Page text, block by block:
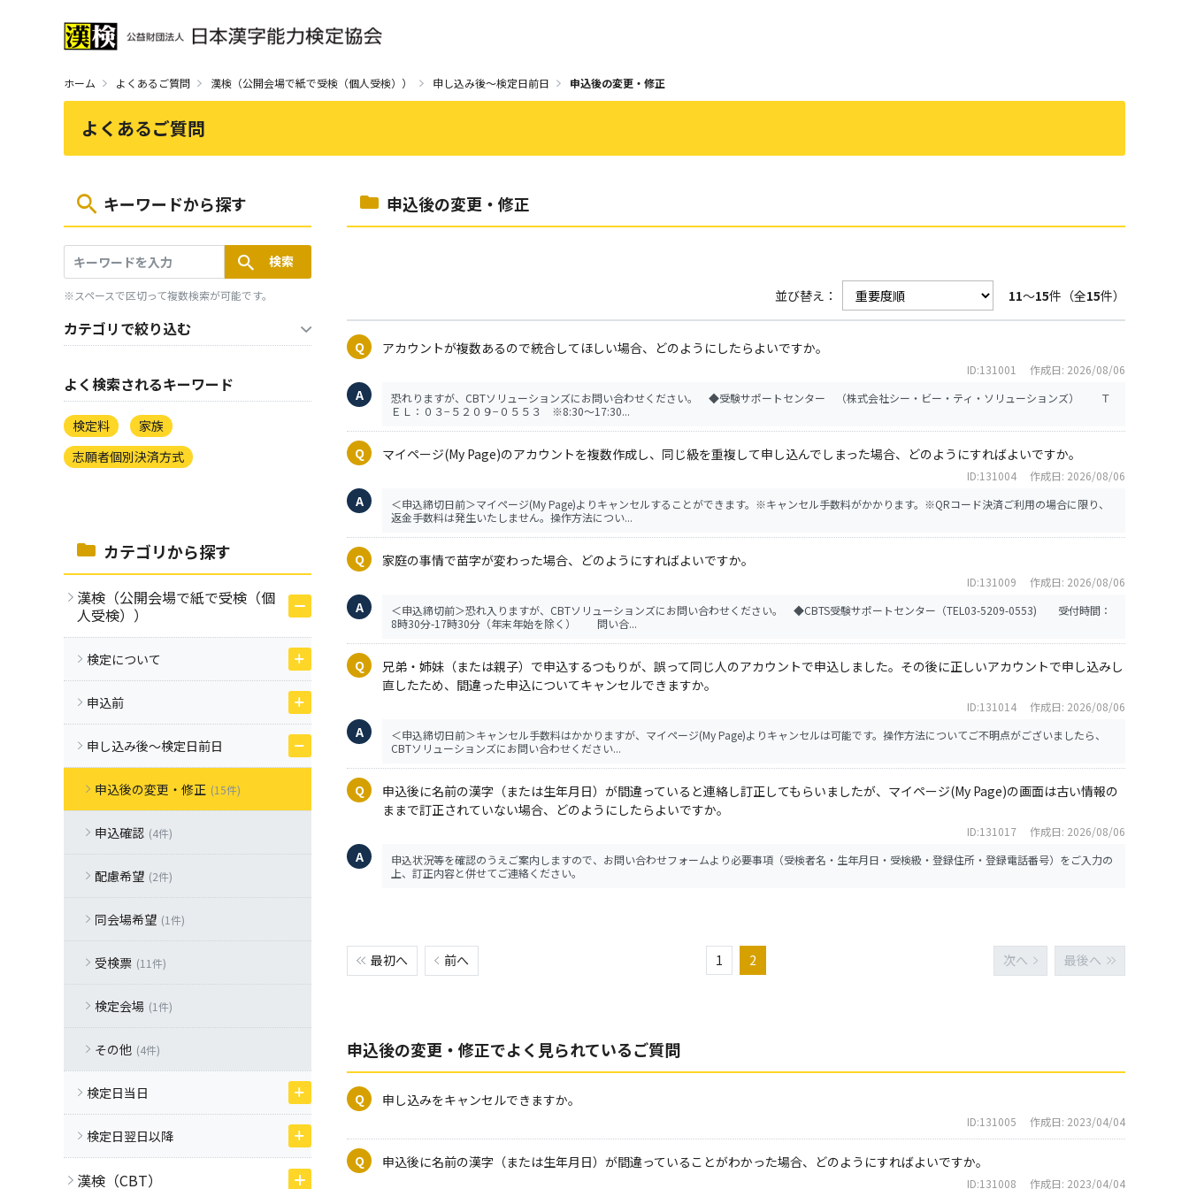
ホーム よくあるご質問 漢検（公開会場で紙で受検（個人受検）） 申し込み後～検定日前日 申込後の変更・修正
よくあるご質問
キーワードから探す
※スペースで区切って複数検索が可能です。
カテゴリで絞り込む
よく検索されるキーワード
検定料
家族
志願者個別決済方式
カテゴリから探す
漢検（公開会場で紙で受検（個
人受検））
検定について
申込前
申し込み後～検定日前日
申込後の変更・修正 (15件)
申込確認 (4件)
配慮希望 (2件)
同会場希望 (1件)
受検票 (11件)
検定会場 (1件)
その他 (4件)
検定日当日
検定日翌日以降
漢検（CBT）
申込後の変更・修正
並び替え： 11～15件（全15件）
アカウントが複数あるので統合してほしい場合、どのようにしたらよいですか。
ID:131001
作成日: 2026/08/06
恐れりますが、CBTソリューションズにお問い合わせください。 ◆受験サポートセンター （株式会社シー・ビー・ティ・ソリューションズ） Ｔ
ＥＬ：０３−５２０９−０５５３ ※8:30〜17:30...
マイページ(My Page)のアカウントを複数作成し、同じ級を重複して申し込んでしまった場合、どのようにすればよいですか。
ID:131004
作成日: 2026/08/06
＜申込締切日前＞マイページ(My Page)よりキャンセルすることができます。※キャンセル手数料がかかります。※QRコード決済ご利用の場合に限り、
返金手数料は発生いたしません。操作方法につい...
家庭の事情で苗字が変わった場合、どのようにすればよいですか。
ID:131009
作成日: 2026/08/06
＜申込締切前＞恐れ入りますが、CBTソリューションズにお問い合わせください。 ◆CBTS受験サポートセンター（TEL03-5209-0553) 受付時間：
8時30分-17時30分（年末年始を除く） 問い合...
兄弟・姉妹（または親子）で申込するつもりが、誤って同じ人のアカウントで申込しました。その後に正しいアカウントで申し込みし
直したため、間違った申込についてキャンセルできますか。
ID:131014
作成日: 2026/08/06
＜申込締切日前＞キャンセル手数料はかかりますが、マイページ(My Page)よりキャンセルは可能です。操作方法についてご不明点がございましたら、
CBTソリューションズにお問い合わせください...
申込後に名前の漢字（または生年月日）が間違っていると連絡し訂正してもらいましたが、マイページ(My Page)の画面は古い情報の
ままで訂正されていない場合、どのようにしたらよいですか。
ID:131017
作成日: 2026/08/06
申込状況等を確認のうえご案内しますので、お問い合わせフォームより必要事項（受検者名・生年月日・受検級・登録住所・登録電話番号）をご入力の
上、訂正内容と併せてご連絡ください。
最初へ 前へ 1 2 次へ 最後へ
申込後の変更・修正でよく見られているご質問
申し込みをキャンセルできますか。
ID:131005 作成日: 2023/04/04
申込後に名前の漢字（または生年月日）が間違っていることがわかった場合、どのようにすればよいですか。
ID:131008 作成日: 2023/04/04